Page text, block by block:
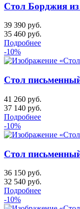
Стол Борджия
39 390 руб.
35 460 руб.
Подробнее
-10%
Стол
41 260 руб.
37 140 руб.
Подробнее
-10%
Стол
36 150 руб.
32 540 руб.
Подробнее
-10%